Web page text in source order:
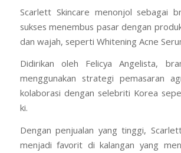
Scarlett Skincare menonjol sebagai
sukses menembus pasar dengan
dan wajah, seperti Whitening Acne
Didirikan oleh Felicya Angelista,
menggunakan strategi pemasaran
kolaborasi dengan selebriti Korea
ki.
Dengan penjualan yang tinggi,
menjadi favorit di kalangan yang